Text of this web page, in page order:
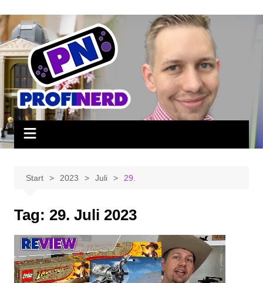
Inhalt
springen
Start 2023 Juli 29.
Tag: 29. Juli 2023